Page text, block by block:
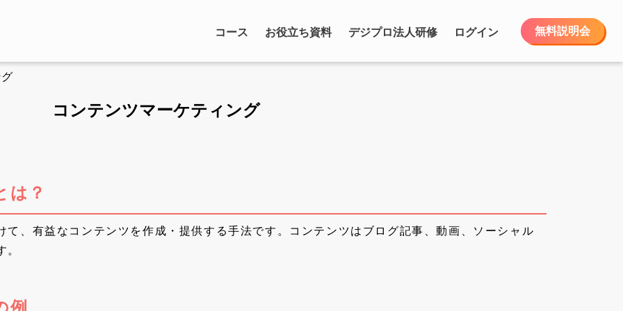
コース お役立ち資料 デジプロ法人研修 ログイン 無料説明会
コンテンツマーケティング
は？
て、有益なコンテンツを作成・提供する手法です。コンテンツはブログ記事、動画、ソーシャル
。
例